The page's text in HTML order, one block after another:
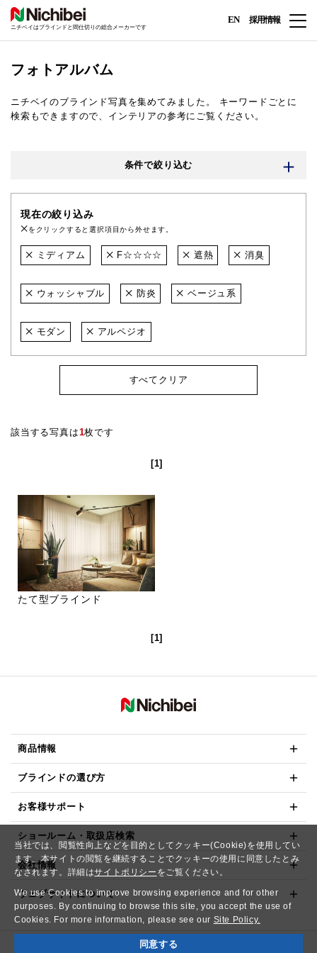
当社では、閲覧性向上などを目的としてクッキー(Cookie)を使用してい
ます。本サイトの閲覧を継続することでクッキーの使用に同意したとみ
なされます。詳細はサイトポリシー をご覧ください。
We use Cookies to improve browsing experience and for other
purposes. By continuing to browse this site, you accept the use of
Cookies. For more information, please see our Site Policy.
同意する
ニチベイはブラインドと間仕切りの総合メーカーです
EN 採用情報
フォトアルバム
ニチベイのブラインド写真を集めてみました。
キーワードごとに
検索もできますので、インテリアの参考にご覧ください。
条件で絞り込む
現在の絞り込み
をクリックすると選択項目から外せます。
ミディアム F☆☆☆☆ 遮熱 消臭
ウォッシャブル 防炎 ベージュ系
モダン アルペジオ
すべてクリア
該当する写真は1枚です
[1]
たて型ブラインド
[1]
商品情報
ブラインドの選び方
お客様サポート
ショールーム・取扱店検索
会社情報
ウェブサイトについて
Copyright© NICHIBEI CO.,LTD. All Rights Reserved.